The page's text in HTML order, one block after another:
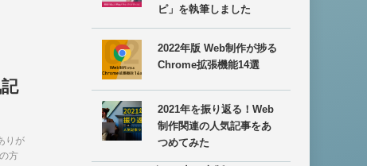
りが
方
ピ」を執筆しました
2022年版 Web制作が捗る
Chrome拡張機能14選
2021年を振り返る！Web
制作関連の人気記事をあ
つめてみた